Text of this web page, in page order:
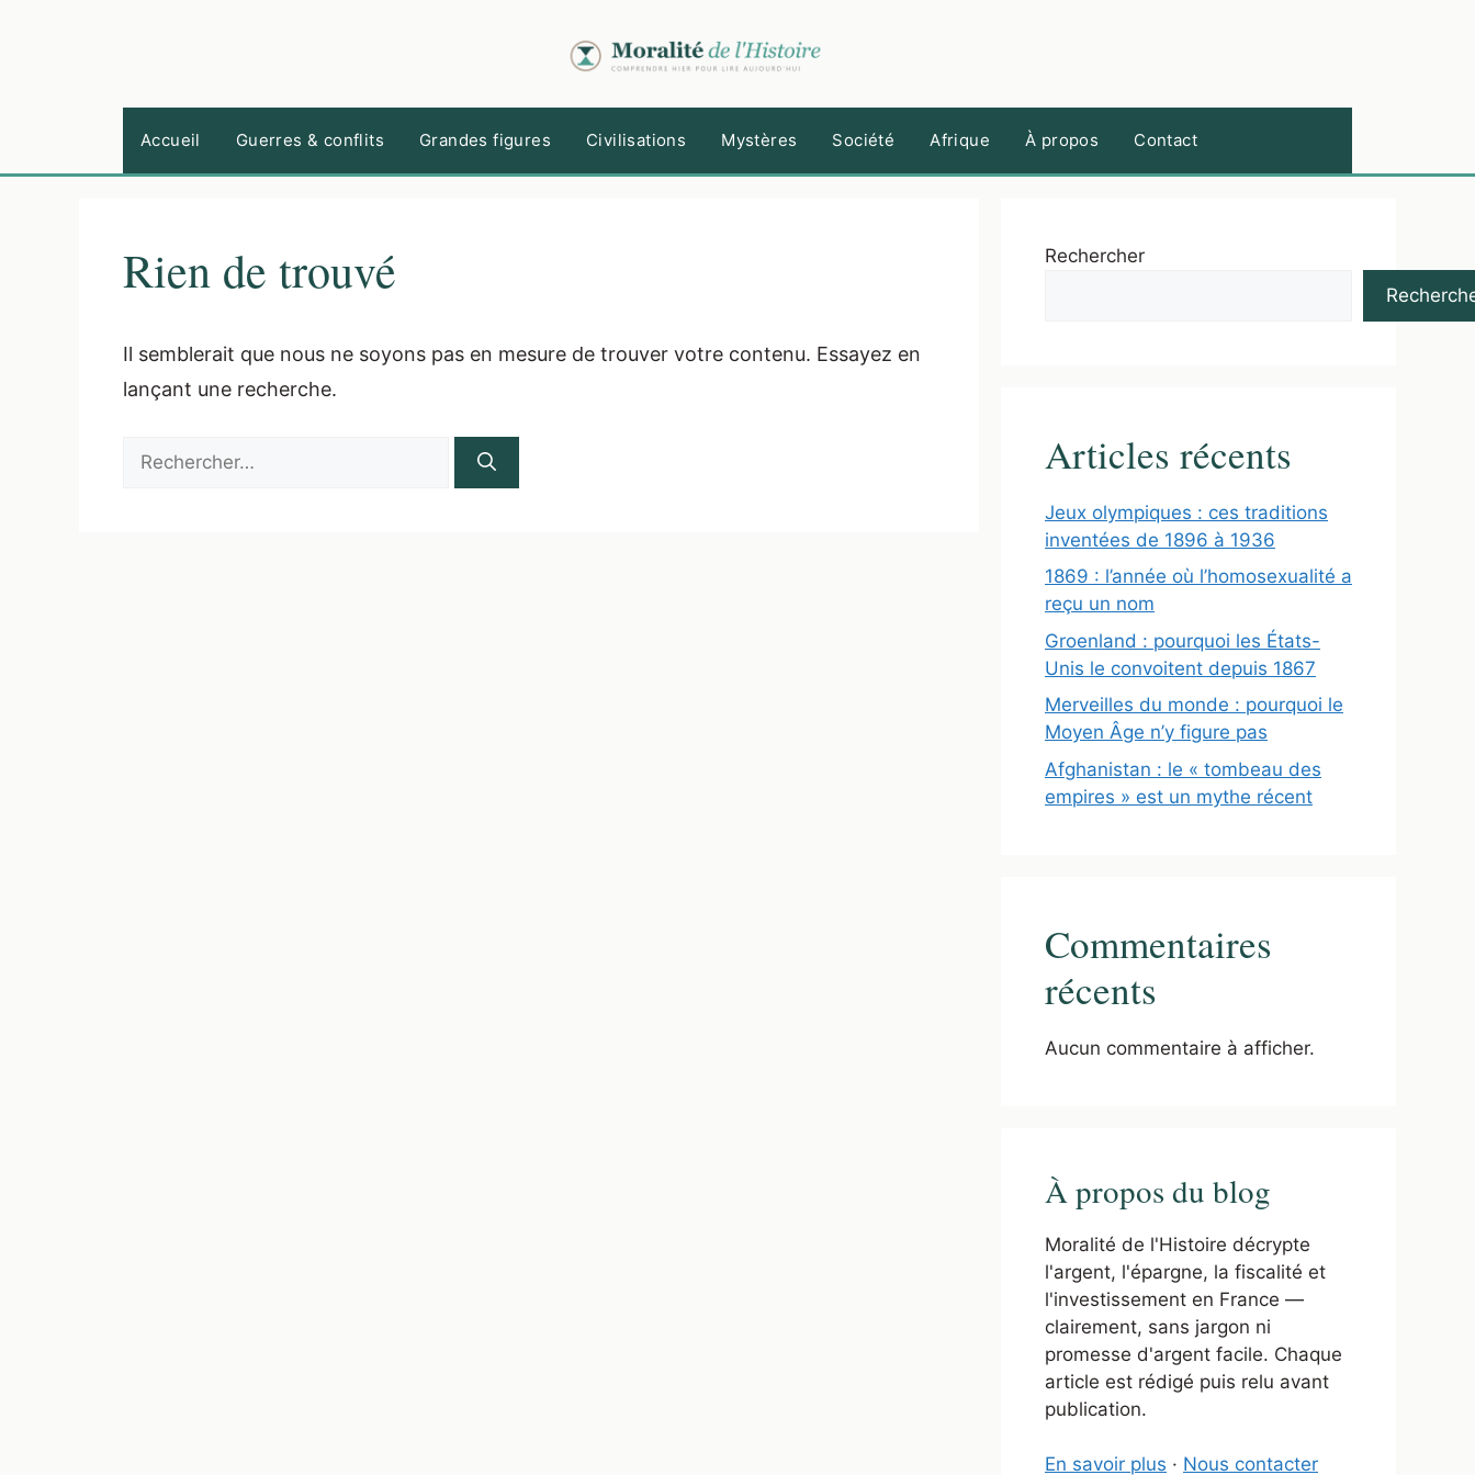
Accueil Guerres & conflits Grandes figures Civilisations Mystères Société Afrique À propos Contact
Rien de trouvé
Il semblerait que nous ne soyons pas en mesure de trouver votre contenu. Essayez en
lançant une recherche.
Rechercher :
Rechercher
Articles récents
Jeux olympiques : ces traditions
inventées de 1896 à 1936
1869 : l’année où l’homosexualité a
reçu un nom
Groenland : pourquoi les États-
Unis le convoitent depuis 1867
Merveilles du monde : pourquoi le
Moyen Âge n’y figure pas
Afghanistan : le « tombeau des
empires » est un mythe récent
Commentaires
récents
Aucun commentaire à afficher.
À propos du blog
Moralité de l'Histoire décrypte
l'argent, l'épargne, la fiscalité et
l'investissement en France —
clairement, sans jargon ni
promesse d'argent facile. Chaque
article est rédigé puis relu avant
publication.
En savoir plus · Nous contacter